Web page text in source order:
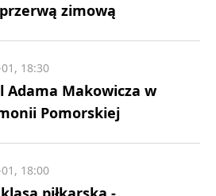
zimową
Adama Makowicza w
Pomorskiej
18:30
18:00